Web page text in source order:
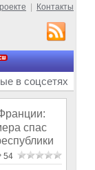
Контакты
в соцсетях
спас
54